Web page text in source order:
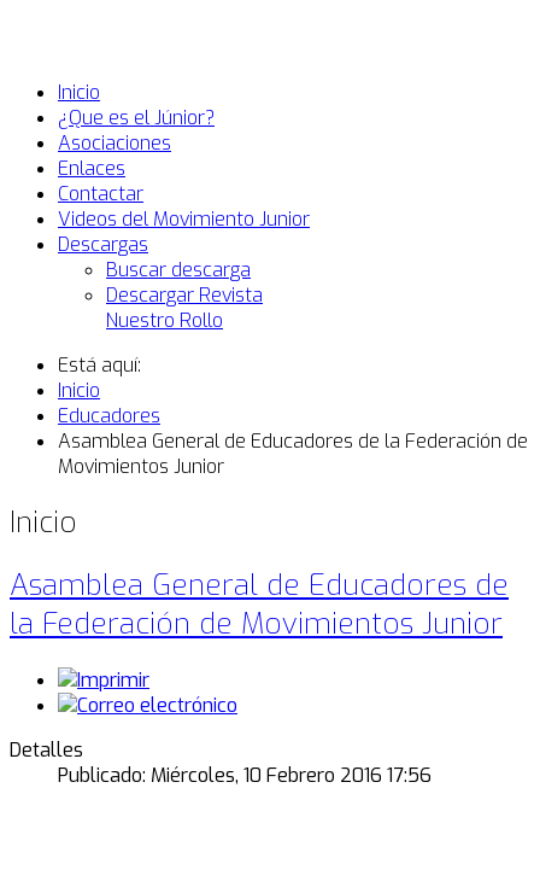
Inicio
¿Que es el Júnior?
Asociaciones
Enlaces
Contactar
Videos del Movimiento Junior
Descargas
Buscar descarga
Descargar Revista
Nuestro Rollo
Está aquí:
Inicio
Educadores
Asamblea General de Educadores de la Federación de
Movimientos Junior
Inicio
Asamblea General de Educadores de
la Federación de Movimientos Junior
Detalles
Publicado: Miércoles, 10 Febrero 2016 17:56